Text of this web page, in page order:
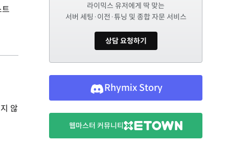
않
라이믹스 유저에게 딱 맞는
서버 세팅·이전·튜닝 및 종합 자문 서비스
상담 요청하기
Rhymix Story
웹마스터 커뮤니티